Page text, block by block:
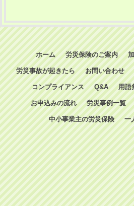
ホーム 労災保険のご案内
労災事故が起きたら お問い合わせ
コンプライアンス Q&A 用語
お申込みの流れ 労災事例一覧
中小事業主の労災保険 一